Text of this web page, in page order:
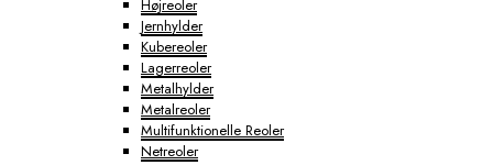
Højreoler
Jernhylder
Kubereoler
Lagerreoler
Metalhylder
Metalreoler
Multifunktionelle Reoler
Netreoler